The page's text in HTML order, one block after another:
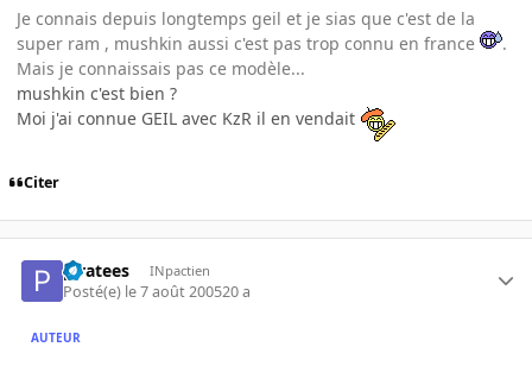
Je connais depuis longtemps geil et je sias que c'est de la
super ram , mushkin aussi c'est pas trop connu en france
.
Mais je connaissais pas ce modèle...
mushkin c'est bien ?
Moi j'ai connue GEIL avec KzR il en vendait
Citer
piratees INpactien
Posté(e) le 7 août 200520 a
AUTEUR